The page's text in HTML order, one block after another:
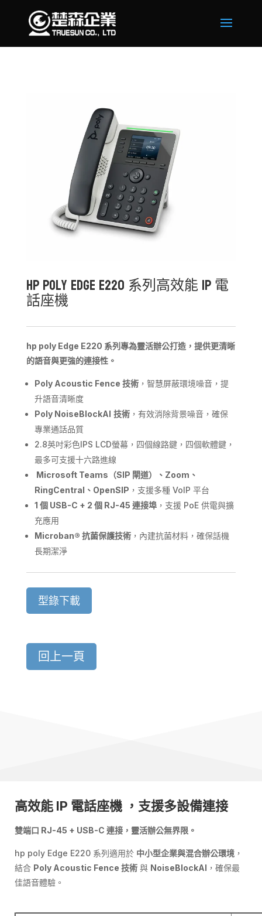
HP Poly Edge E220 系列高效能 IP 電
話座機
hp poly Edge E220 系列專為靈活辦公打造，提供更清晰
的語音與更強的連接性。
Poly Acoustic Fence 技術，智慧屏蔽環境噪音，提
升語音清晰度
Poly NoiseBlockAI 技術，有效消除背景噪音，確保
專業通話品質
2.8英吋彩色IPS LCD螢幕，四個線路鍵，四個軟體鍵，
最多可支援十六路進線
Microsoft Teams （SIP 閘道）、 Zoom 、
RingCentral 、 OpenSIP ，支援多種 VoIP 平台
1 個 USB-C + 2 個 RJ-45 連接埠，支援 PoE 供電與擴
充應用
Microban® 抗菌保護技術，內建抗菌材料，確保話機
長期潔淨
型錄下載
回上一頁
高效能IP 電話座機 ，支援多設備連接
雙端口 RJ-45 + USB-C 連接，靈活辦公無界限。
hp poly Edge E220 系列適用於 中小型企業與混合辦公環境 ，
結合 Poly Acoustic Fence 技術 與 NoiseBlockAI ，確保最
佳語音體驗。